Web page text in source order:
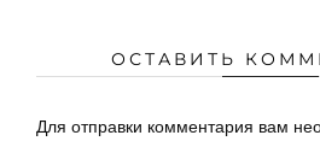
ОСТАВИТЬ
Для отправки комментария вам